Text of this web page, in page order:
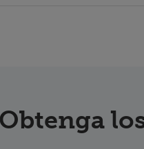
Obtenga